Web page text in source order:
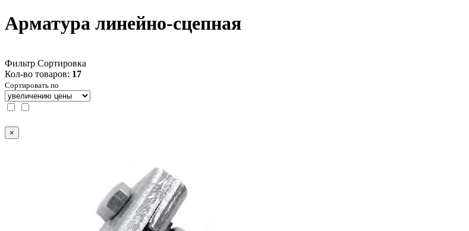
Арматура линейно-сцепная
Фильтр Сортировка
Кол-во товаров: 17
Сортировать по
×